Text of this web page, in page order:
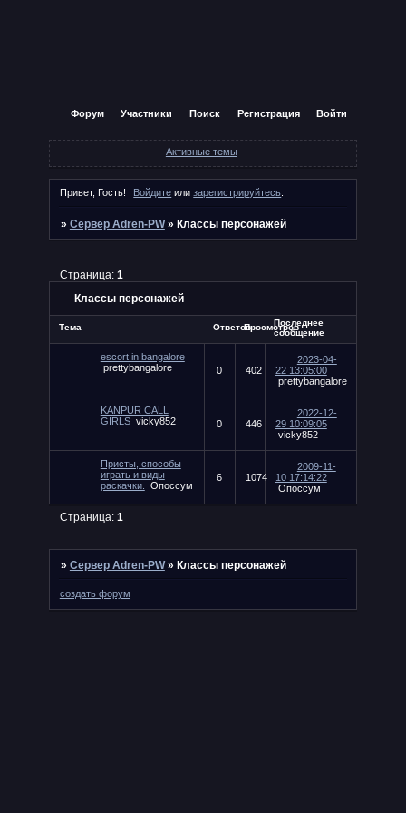
Форум Участники Поиск Регистрация Войти
Активные темы
Привет, Гость! Войдите илизарегистрируйтесь.
» Сервер Adren-PW » Классы персонажей
Классы персонажей
Страница: 1
Тема ОтветовПросмотровПоследнее
сообщение
escort in bangalore
prettybangalore
0 402
2023-04-
22 13:05:00
prettybangalore
KANPUR CALL
GIRLS vicky852 0 446
2022-12-
29 10:09:05
vicky852
Присты, способы
играть и виды
раскачки.
Опоссум
6 1074
2009-11-
10 17:14:22
Опоссум
Страница: 1
» Сервер Adren-PW » Классы персонажей
создать форум